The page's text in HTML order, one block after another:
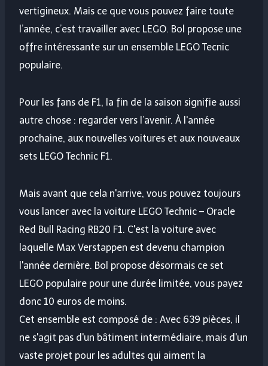
vertigineux. Mais ce que vous pouvez faire toute
l’année, c’est travailler avec LEGO. Bol propose une
offre intéressante sur un ensemble LEGO Tecnic
populaire.
Pour les fans de F1, la fin de la saison signifie aussi
autre chose : regarder vers l’avenir. À l'année
prochaine, aux nouvelles voitures et aux nouveaux
sets LEGO Technic F1.
Mais avant que cela n'arrive, vous pouvez toujours
vous lancer avec la voiture LEGO Technic – Oracle
Red Bull Racing RB20 F1. C'est la voiture avec
laquelle Max Verstappen est devenu champion
l'année dernière. Bol propose désormais ce set
LEGO populaire pour une durée limitée, vous payez
donc 10 euros de moins.
Cet ensemble est composé de : Avec 639 pièces, il
ne s'agit pas d'un bâtiment intermédiaire, mais d'un
vaste projet pour les adultes qui aiment la